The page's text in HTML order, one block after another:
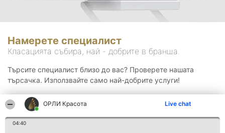
ОРЛИ Красота Live chat
04:40
Намерете специалист
Класацията събира, най - добрите в бранша.
Търсите специалист близо до вас? Проверете нашата
търсачка. Използвайте само най-добрите услуги!